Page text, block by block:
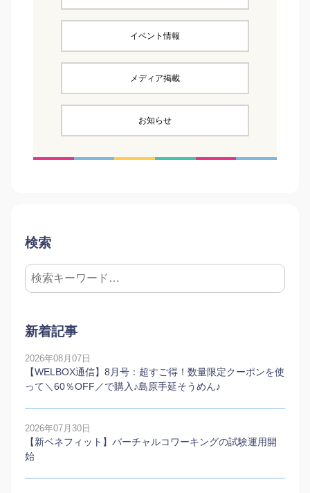
イベント情報
メディア掲載
お知らせ
検索
新着記事
2026年08月07日
【WELBOX通信】8月号：超すご得！数量限定クーポンを使
って＼60％OFF／で購入♪島原手延そうめん♪
2026年07月30日
【新ベネフィット】バーチャルコワーキングの試験運用開
始